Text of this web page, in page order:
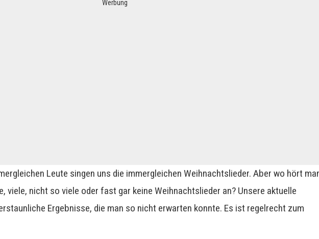
Werbung
Leute singen uns die immergleichen Weihnachtslieder. Aber wo hört
viele, nicht so viele oder fast gar keine Weihnachtslieder an? Unsere aktuelle
Ergebnisse, die man so nicht erwarten konnte. Es ist regelrecht zum